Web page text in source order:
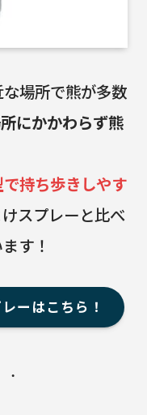
場所で熊が多数
にかかわらず熊
持ち歩きしやす
スプレーと比べ
す！
ーはこちら！